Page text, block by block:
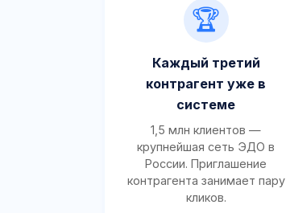
🏆
Каждый третий
контрагент уже в
системе
1,5 млн клиентов —
крупнейшая сеть ЭДО в
России. Приглашение
контрагента занимает пару
кликов.